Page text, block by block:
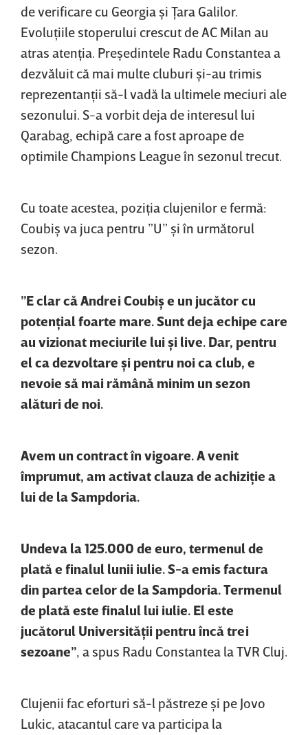
de verificare cu Georgia şi Ţara Galilor.
Evoluţiile stoperului crescut de AC Milan au
atras atenţia. Preşedintele Radu Constantea a
dezvăluit că mai multe cluburi şi-au trimis
reprezentanţii să-l vadă la ultimele meciuri ale
sezonului. S-a vorbit deja de interesul lui
Qarabag, echipă care a fost aproape de
optimile Champions League în sezonul trecut.
Cu toate acestea, poziţia clujenilor e fermă:
Coubiş va juca pentru ”U” şi în următorul
sezon.
”E clar că Andrei Coubiş e un jucător cu
potenţial foarte mare. Sunt deja echipe care
au vizionat meciurile lui şi live. Dar, pentru
el ca dezvoltare şi pentru noi ca club, e
nevoie să mai rămână minim un sezon
alături de noi.
Avem un contract în vigoare. A venit
împrumut, am activat clauza de achiziţie a
lui de la Sampdoria.
Undeva la 125.000 de euro, termenul de
plată e finalul lunii iulie. S-a emis factura
din partea celor de la Sampdoria. Termenul
de plată este finalul lui iulie. El este
jucătorul Universităţii pentru încă trei
sezoane”, a spus Radu Constantea la TVR Cluj.
Clujenii fac eforturi să-l păstreze şi pe Jovo
Lukic, atacantul care va participa la